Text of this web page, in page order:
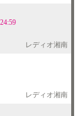
レディオ湘南
レディオ湘南